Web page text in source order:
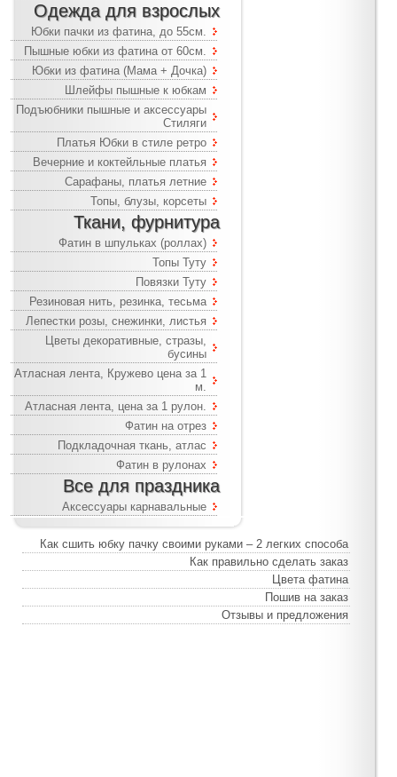
Одежда для взрослых
Юбки пачки из фатина, до 55см.
Пышные юбки из фатина от 60см.
Юбки из фатина (Мама + Дочка)
Шлейфы пышные к юбкам
Подъюбники пышные и аксессуары
Стиляги
Платья Юбки в стиле ретро
Вечерние и коктейльные платья
Сарафаны, платья летние
Топы, блузы, корсеты
Ткани, фурнитура
Фатин в шпульках (роллах)
Топы Туту
Повязки Туту
Резиновая нить, резинка, тесьма
Лепестки розы, снежинки, листья
Цветы декоративные, стразы,
бусины
Атласная лента, Кружево цена за 1
м.
Атласная лента, цена за 1 рулон.
Фатин на отрез
Подкладочная ткань, атлас
Фатин в рулонах
Все для праздника
Аксессуары карнавальные
Как сшить юбку пачку своими руками – 2 легких способа
Как правильно сделать заказ
Цвета фатина
Пошив на заказ
Отзывы и предложения